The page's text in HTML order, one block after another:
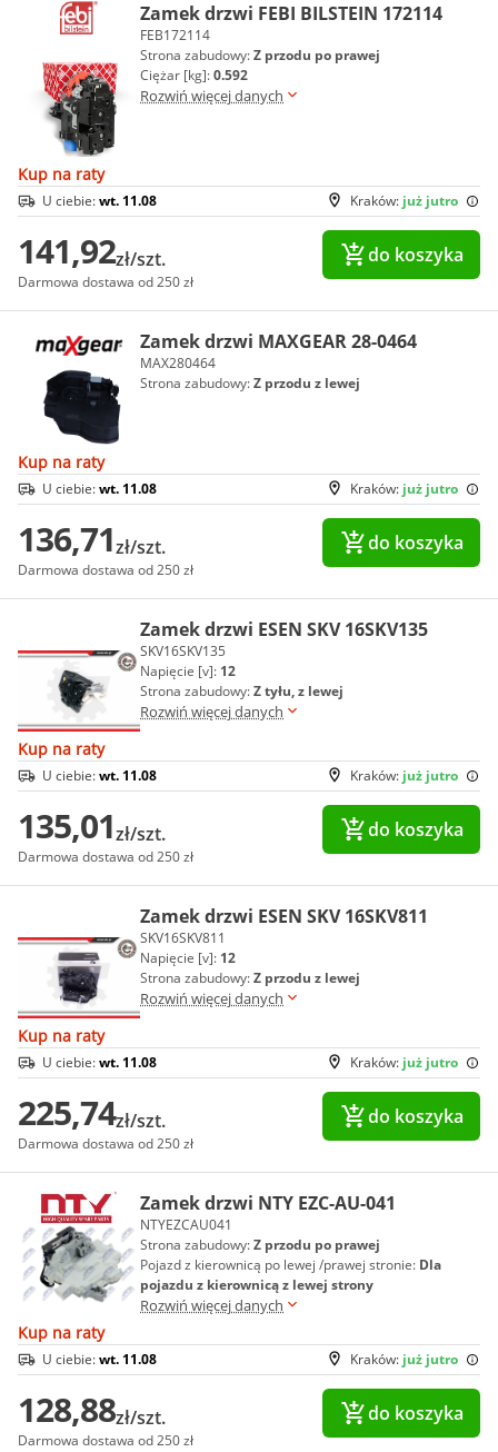
Zamek drzwi FEBI BILSTEIN 172114
FEB172114
Strona zabudowy:Z przodu po prawej
Ciężar [kg]:0.592
Rozwiń więcej danych
Kup na raty
Kraków: już jutro
U ciebie:wt. 11.08
141,92zł/szt.
Darmowa dostawa od 250 zł
do koszyka
Zamek drzwi MAXGEAR 28-0464
MAX280464
Strona zabudowy:Z przodu z lewej
Kup na raty
Kraków: już jutro
U ciebie:wt. 11.08
136,71zł/szt.
Darmowa dostawa od 250 zł
do koszyka
Zamek drzwi ESEN SKV 16SKV135
SKV16SKV135
Napięcie [v]: 12
Strona zabudowy:Z tyłu, z lewej
Rozwiń więcej danych
Kup na raty
Kraków: już jutro
U ciebie:wt. 11.08
135,01zł/szt.
Darmowa dostawa od 250 zł
do koszyka
Zamek drzwi ESEN SKV 16SKV811
SKV16SKV811
Napięcie [v]: 12
Strona zabudowy:Z przodu z lewej
Rozwiń więcej danych
Kup na raty
Kraków: już jutro
U ciebie:wt. 11.08
225,74zł/szt.
Darmowa dostawa od 250 zł
do koszyka
Zamek drzwi NTY EZC-AU-041
NTYEZCAU041
Strona zabudowy:Z przodu po prawej
Pojazd z kierownicą po lewej /prawej stronie: Dla
pojazdu z kierownicą z lewej strony
Rozwiń więcej danych
Kup na raty
Kraków: już jutro
U ciebie:wt. 11.08
128,88zł/szt.
Darmowa dostawa od 250 zł
do koszyka